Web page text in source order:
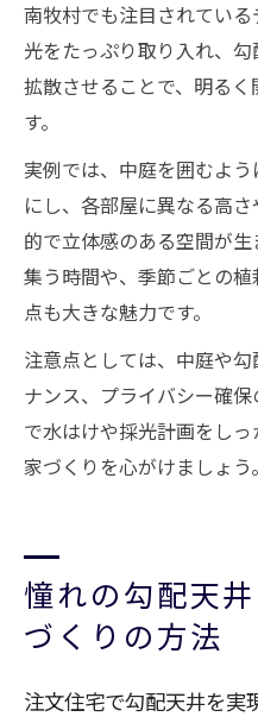
南牧村でも注目されてい
光をたっぷり取り入れ、
拡散させることで、明る
す。
実例では、中庭を囲むよ
にし、各部屋に異なる高
的で立体感のある空間が
集う時間や、季節ごとの
点も大きな魅力です。
注意点としては、中庭や
ナンス、プライバシー確
で水はけや採光計画をし
家づくりを心がけましょう。
憧れの勾配天
づくりの方法
注文住宅で勾配天井を実